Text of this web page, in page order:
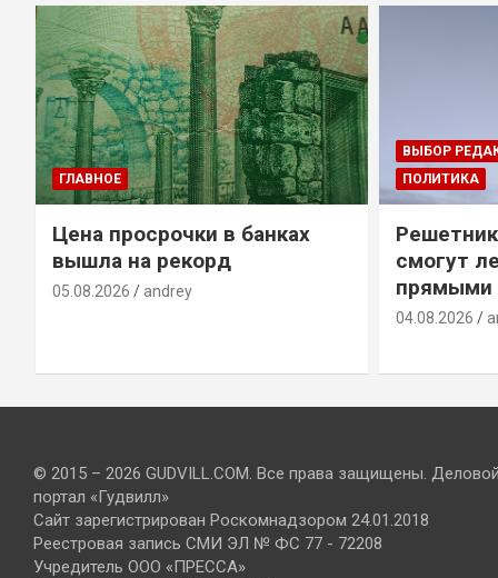
ГЛАВНОЕ
Цена просрочки в банках
вышла на рекорд
05.08.2026 andrey
ВЫБОР
ПОЛИТИКА
смогут
прямыми
04.08.2026
© 2015 – 2026 GUDVILL.COM. Все права защищены.
портал «Гудвилл»
Сайт зарегистрирован Роскомнадзором 24.01.2018
Реестровая запись СМИ ЭЛ № ФС 77 - 72208
Учредитель ООО «ПРЕССА»